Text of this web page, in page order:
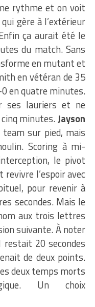
rythme et on voit
gère à l’extérieur
ça aurait été le
du match. Sans
en mutant et
en vétéran de 35
en quatre minutes.
ses lauriers et ne
minutes.Jayson
sur pied, mais
Scoring à mi-
le pivot
l’espoir avec
pour revenir à
secondes. Mais le
aux trois lettres
suivante. À noter
restait 20 secondes
de deux points.
deux temps morts
Un choix